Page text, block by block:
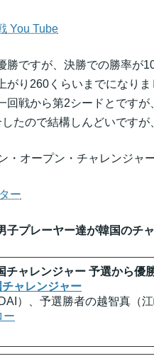
You Tube
勝ですが、決勝での勝率が
がり260くらいまでになりま
回戦から第2シードとですが
たので結構しんどいですが
・オープン・チャレンジャ
ー
子プレーヤー達が韓国のチ
チャレンジャー 予選から優
ャレンジャー
）、予選勝者の越智真（
ー